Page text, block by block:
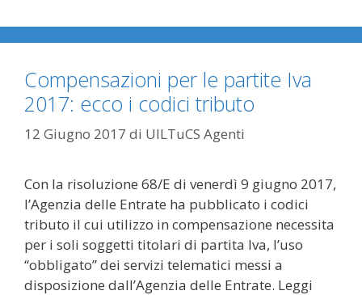
Compensazioni per le partite Iva
2017: ecco i codici tributo
12 Giugno 2017 di UILTuCS Agenti
Con la risoluzione 68/E di venerdì 9 giugno 2017,
l’Agenzia delle Entrate ha pubblicato i codici
tributo il cui utilizzo in compensazione necessita
per i soli soggetti titolari di partita Iva, l’uso
“obbligato” dei servizi telematici messi a
disposizione dall’Agenzia delle Entrate. Leggi